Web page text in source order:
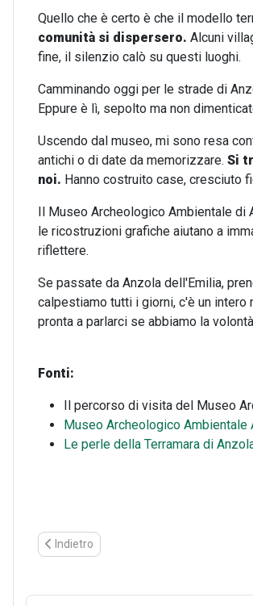
Quello che è certo è che il modello
comunità si dispersero. Alcuni
fine, il silenzio calò su questi luoghi.
Camminando oggi per le strade di
Eppure è lì, sepolto ma non
Uscendo dal museo, mi sono resa
antichi o di date da memorizzare. Si
noi. Hanno costruito case, cresciuto
Il Museo Archeologico Ambientale di
le ricostruzioni grafiche aiutano a
riflettere.
Se passate da Anzola dell'Emilia,
calpestiamo tutti i giorni, c'è un
pronta a parlarci se abbiamo la
Fonti:
Il percorso di visita del Museo
Museo Archeologico Ambientale
Le perle della Terramara di
Articolo precedente: Storia e meraviglie
Indietro